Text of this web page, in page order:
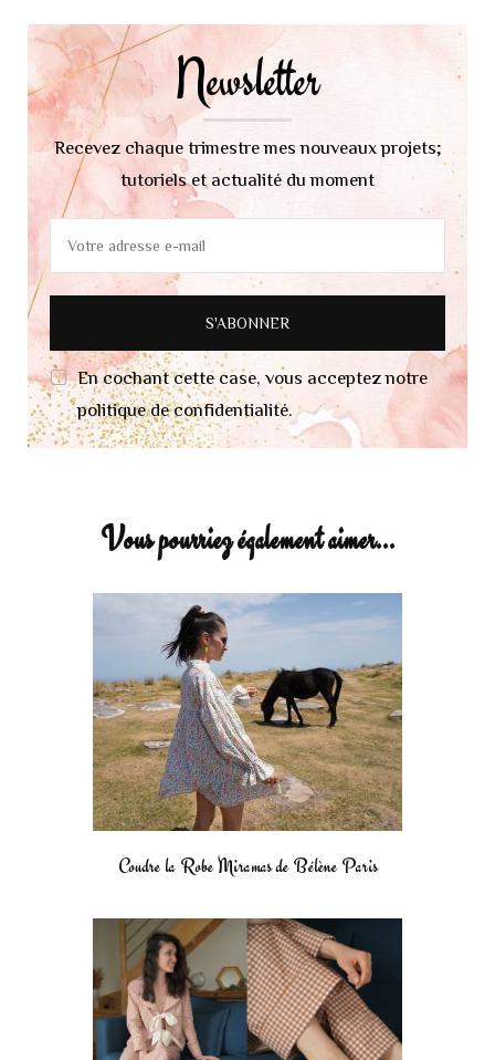
Newsletter
Recevez chaque trimestre mes nouveaux projets;
tutoriels et actualité du moment
En cochant cette case, vous acceptez notre
politique de confidentialité.
Vous pourriez également aimer...
Coudre la Robe Miramas de Bélène Paris